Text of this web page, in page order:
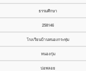
ธรรมศึกษา
258146
โรงเรียนบ้านหนองกระทุ่ม
หนองกุ่ม
บ่อพลอย